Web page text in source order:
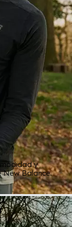
y
New Balance.